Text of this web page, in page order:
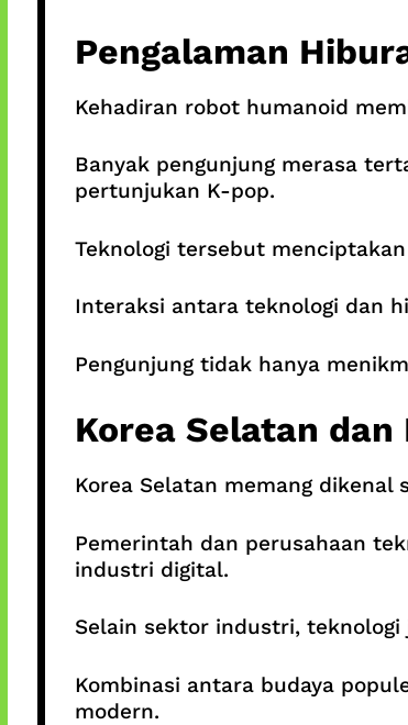
Pengalaman
Kehadiran robot humanoid
Banyak pengunjung merasa
pertunjukan K-pop.
Teknologi tersebut
Interaksi antara teknologi dan
Pengunjung tidak hanya
Korea Selatan
Korea Selatan memang dikenal
Pemerintah dan perusahaan
industri digital.
Selain sektor industri,
Kombinasi antara budaya
modern.